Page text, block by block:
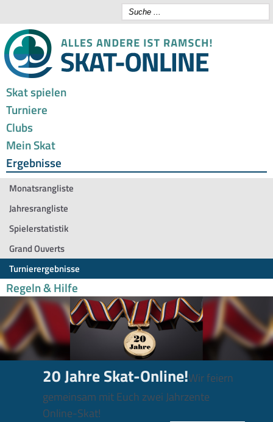
Skat spielen
Turniere
Clubs
Mein Skat
Ergebnisse
Monatsrangliste
Jahresrangliste
Spielerstatistik
Grand Ouverts
Turnierergebnisse
Regeln & Hilfe
20 Jahre Skat-Online!Wir feiern
gemeinsam mit Euch zwei Jahrzente
Online-Skat!